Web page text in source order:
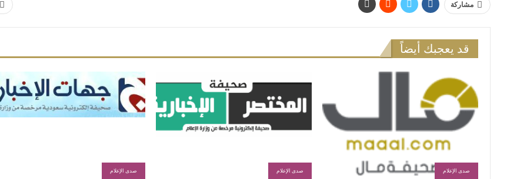
مشاركة
قد يعجبك أيضاً
صدى الإعلام صدى الإعلام صدى الإعلام